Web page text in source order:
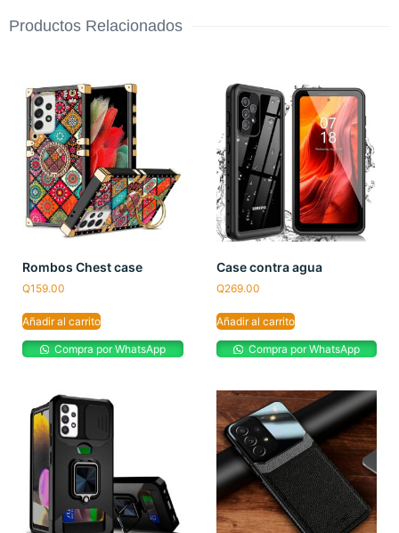
Productos Relacionados
Rombos Chest case
Q159.00
Añadir al carrito
Compra por WhatsApp
Case contra agua
Q269.00
Añadir al carrito
Compra por WhatsApp